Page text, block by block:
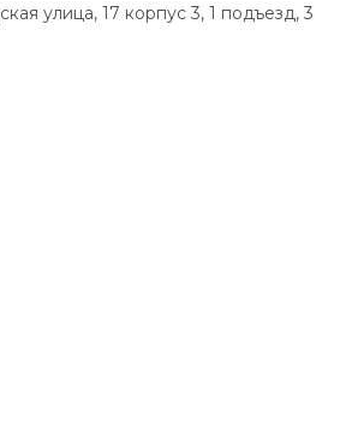
улица, 17 корпус 3, 1 подъезд, 3